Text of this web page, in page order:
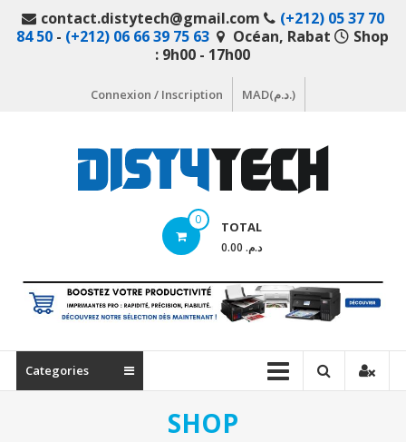
contact.distytech@gmail.com
(+212) 05 37 70
84 50 - (+212) 06 66 39 75 63 Océan, Rabat
Shop
: 9h00 - 17h00
Connexion / Inscription MAD(د.م.)
en
ligne
matériel
informatique
0 TOTAL
د.م. 0.00
Categories
SHOP